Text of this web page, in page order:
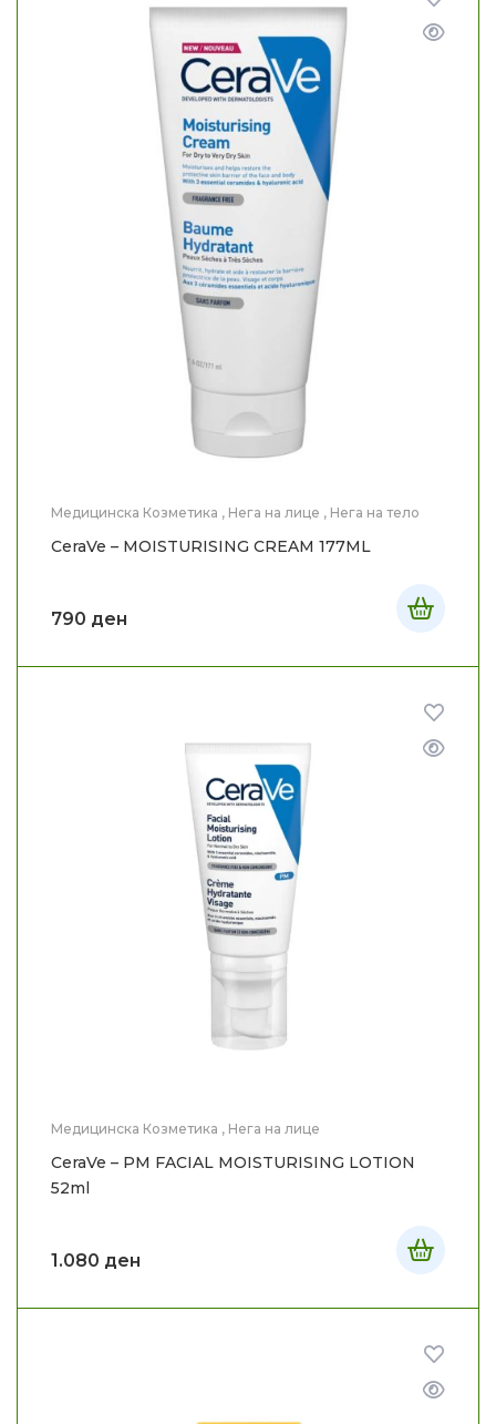
Медицинска Козметика , Нега на лице , Нега на тело
CeraVe – MOISTURISING CREAM 177ML
790 ден
Медицинска Козметика , Нега на лице
CeraVe – PM FACIAL MOISTURISING LOTION
52ml
1.080 ден